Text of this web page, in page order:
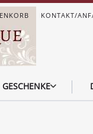
KONTAKT/
GESCHENKE